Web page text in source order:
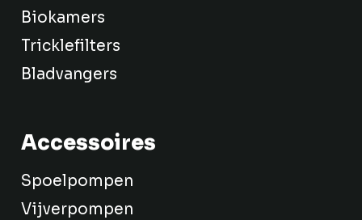
Biokamers
Tricklefilters
Bladvangers
Accessoires
Spoelpompen
Vijverpompen